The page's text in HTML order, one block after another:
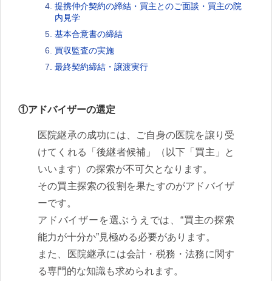
提携仲介契約の締結・買主とのご面談・買主の院
内見学
基本合意書の締結
買収監査の実施
最終契約締結・譲渡実行
①アドバイザーの選定
医院継承の成功には、ご自身の医院を譲り受
けてくれる「後継者候補」（以下「買主」と
いいます）の探索が不可欠となります。
その買主探索の役割を果たすのがアドバイザ
ーです。
アドバイザーを選ぶうえでは、“買主の探索
能力が十分か”見極める必要があります。
また、医院継承には会計・税務・法務に関す
る専門的な知識も求められます。